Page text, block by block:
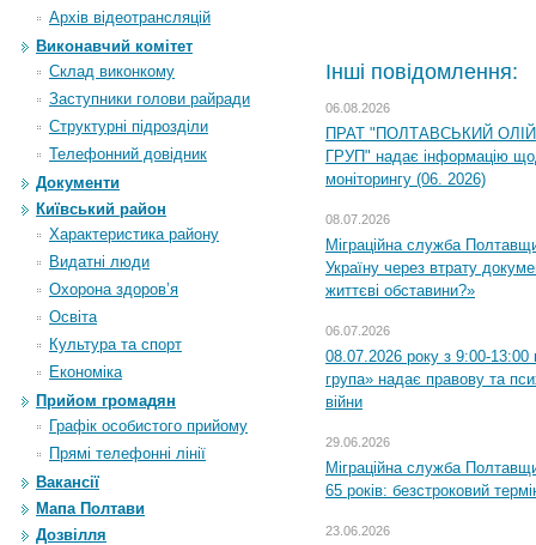
Архiв вiдеотрансляцiй
Виконавчий комітет
Склад виконкому
Заступники голови райради
Структурні підрозділи
Телефонний довідник
Документи
Київський район
Характеристика району
Видатні люди
Охорона здоров’я
Освіта
Культура та спорт
Економіка
Прийом громадян
Графік особистого прийому
Прямі телефонні лінії
Вакансії
Мапа Полтави
Дозвілля
Інші повідомлення:
06.08.2026
ПРАТ "ПОЛТАВСЬКИЙ
ГРУП" надає інформацію
моніторингу (06. 2026)
08.07.2026
Міграційна служба
Україну через втрату
життєві обставини?»
06.07.2026
08.07.2026 року з 9:00-13:00
група» надає правову та
війни
29.06.2026
Міграційна служба
65 років: безстроковий
23.06.2026